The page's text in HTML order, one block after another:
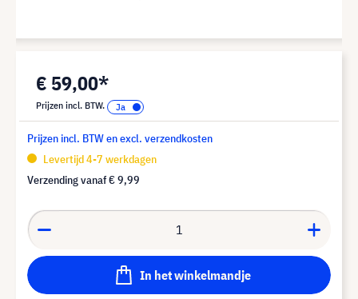
€ 59,00*
Prijzen incl. BTW.
Prijzen incl. BTW en excl. verzendkosten
Levertijd 4-7 werkdagen
Verzending vanaf€ 9,99
In het winkelmandje